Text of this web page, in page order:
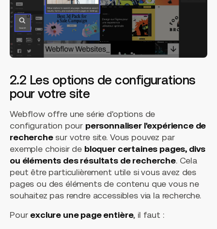
2.2 Les options de configurations
pour votre site
Webflow offre une série d'options de
configuration pour personnaliser l'expérience de
recherchesur votre site. Vous pouvez par
exemple choisir de bloquer certaines pages, divs
ou éléments des résultats de recherche. Cela
peut être particulièrement utile si vous avez des
pages ou des éléments de contenu que vous ne
souhaitez pas rendre accessibles via la recherche.
Pour exclure une page entière, il faut :